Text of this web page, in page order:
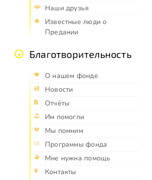
Наши друзья
Известные люди о
Предании
Благотворительность
О нашем фонде
Новости
Отчёты
Им помогли
Мы помним
Программы фонда
Мне нужна помощь
Контакты